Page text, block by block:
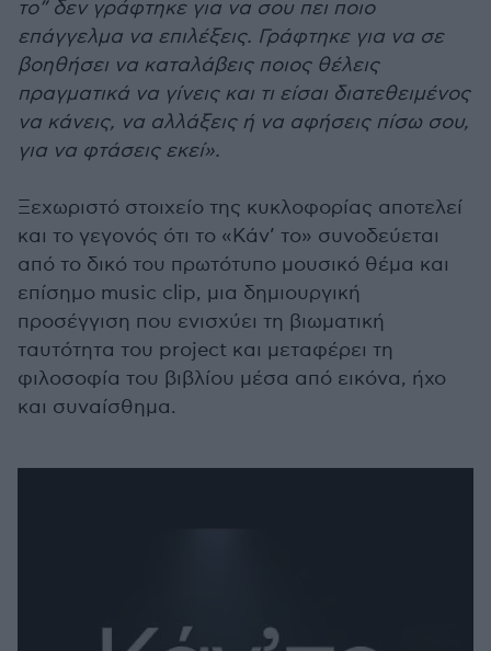
το” δεν γράφτηκε για να σου πει ποιο
επάγγελμα να επιλέξεις. Γράφτηκε για να σε
βοηθήσει να καταλάβεις ποιος θέλεις
πραγματικά να γίνεις και τι είσαι διατεθειμένος
να κάνεις, να αλλάξεις ή να αφήσεις πίσω σου,
για να φτάσεις εκεί».
Ξεχωριστό στοιχείο της κυκλοφορίας αποτελεί
και το γεγονός ότι το «Κάν’ το» συνοδεύεται
από το δικό του πρωτότυπο μουσικό θέμα και
επίσημο music clip, μια δημιουργική
προσέγγιση που ενισχύει τη βιωματική
ταυτότητα του project και μεταφέρει τη
φιλοσοφία του βιβλίου μέσα από εικόνα, ήχο
και συναίσθημα.